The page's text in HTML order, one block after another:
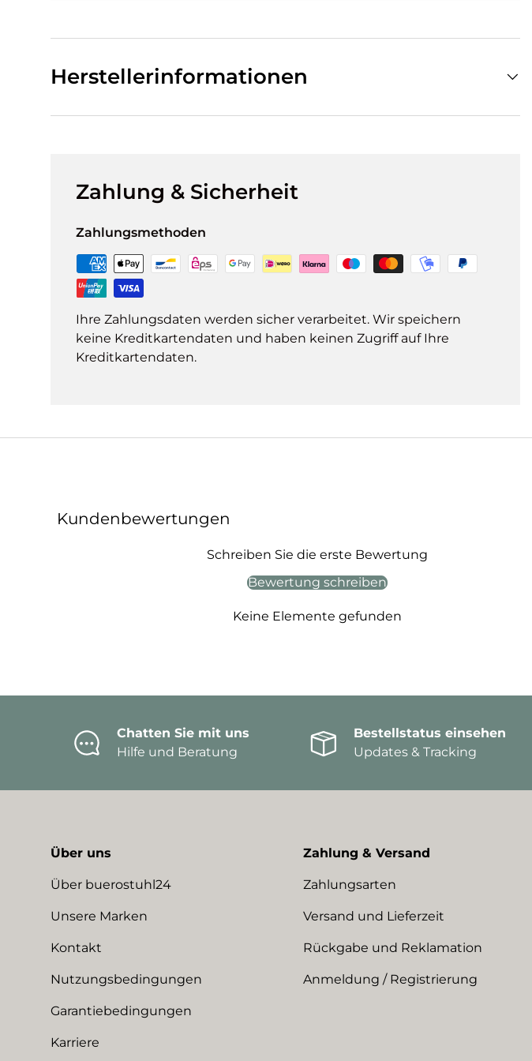
Herstellerinformationen
Zahlung & Sicherheit
Zahlungsmethoden
Ihre Zahlungsdaten werden sicher verarbeitet. Wir speichern
keine Kreditkartendaten und haben keinen Zugriff auf Ihre
Kreditkartendaten.
Kundenbewertungen
Schreiben Sie die erste Bewertung
Bewertung schreiben
Keine Elemente gefunden
Chatten Sie mit uns
Hilfe und Beratung
Bestellstatus einsehen
Updates & Tracking
Über uns
Über buerostuhl24
Unsere Marken
Kontakt
Nutzungsbedingungen
Garantiebedingungen
Karriere
Zahlung & Versand
Zahlungsarten
Versand und Lieferzeit
Rückgabe und Reklamation
Anmeldung / Registrierung